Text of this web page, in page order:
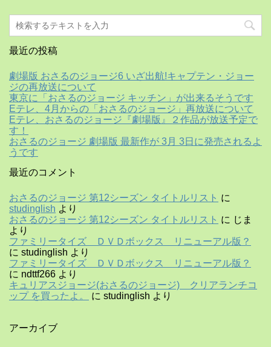
最近の投稿
劇場版 おさるのジョージ6 いざ出航!キャプテン・ジョー
ジの再放送について
東京に「おさるのジョージ キッチン」が出来るそうです
Eテレ、4月からの「おさるのジョージ」再放送について
Eテレ、おさるのジョージ『劇場版』２作品が放送予定で
す！
おさるのジョージ 劇場版 最新作が 3月 3日に発売されるよ
うです
最近のコメント
おさるのジョージ 第12シーズン タイトルリスト に
studinglish より
おさるのジョージ 第12シーズン タイトルリスト に じま
より
ファミリータイズ ＤＶＤボックス リニューアル版？
に studinglish より
ファミリータイズ ＤＶＤボックス リニューアル版？
に ndttf266 より
キュリアスジョージ(おさるのジョージ) クリアランチコ
ップ を買ったよ。
に studinglish より
アーカイブ